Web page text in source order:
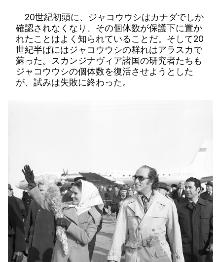
20世紀初頭に、ジャコウウシはカナダでしか
確認されなくなり、その個体数が保護下に置か
れたことはよく知られていることだ。そして20
世紀半ばにはジャコウウシの群れはアラスカで
蘇った。スカンジナヴィア諸国の研究者たちも
ジャコウウシの個体数を復活させようとした
が、試みは失敗に終わった。